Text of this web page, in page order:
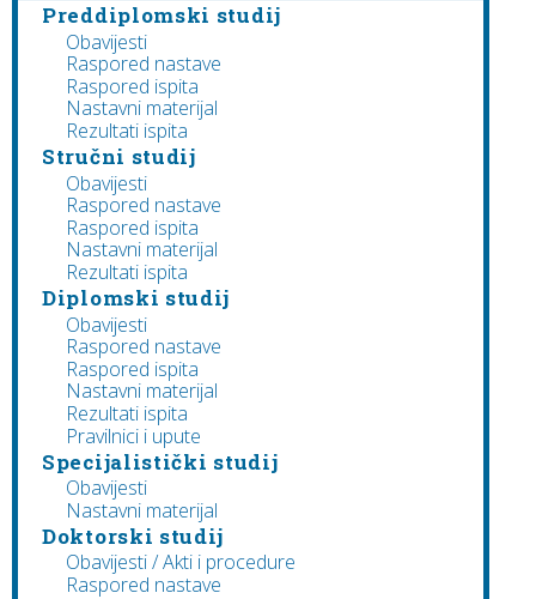
Preddiplomski studij
Obavijesti
Raspored nastave
Raspored ispita
Nastavni materijal
Rezultati ispita
Stručni studij
Obavijesti
Raspored nastave
Raspored ispita
Nastavni materijal
Rezultati ispita
Diplomski studij
Obavijesti
Raspored nastave
Raspored ispita
Nastavni materijal
Rezultati ispita
Pravilnici i upute
Specijalistički studij
Obavijesti
Nastavni materijal
Doktorski studij
Obavijesti / Akti i procedure
Raspored nastave